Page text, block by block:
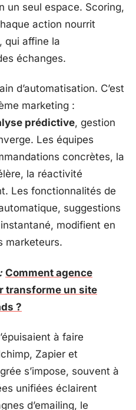
un seul espace. Scoring,
action nourrit
, qui affine la
échanges.
d’automatisation. C’est
marketing :
prédictive, gestion
Les équipes
concrètes, la
la réactivité
Les fonctionnalités de
suggestions
modifient en
marketeurs.
Comment agence
transforme un site
?
à faire
Zapier et
s’impose, souvent à
unifiées éclairent
d’emailing, le